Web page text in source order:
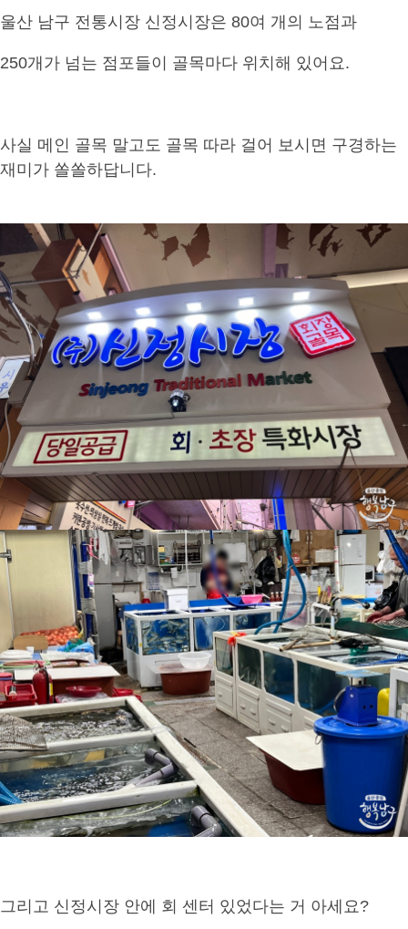
울산 남구 전통시장 신정시장은 80여 개의 노점과
250개가 넘는 점포들이 골목마다 위치해 있어요.
사실 메인 골목 말고도 골목 따라 걸어 보시면 구경하는
재미가 쏠쏠하답니다.
그리고 신정시장 안에 회 센터 있었다는 거 아세요?